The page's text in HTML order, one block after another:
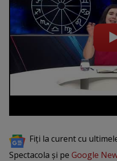
Fiți la curent cu
Spectacola și pe Google